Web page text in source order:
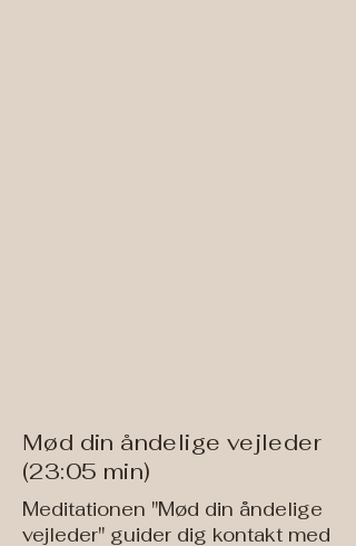
Mød din åndelige vejleder
(23:05 min)
Meditationen "Mød din åndelige
vejleder" guider dig kontakt med